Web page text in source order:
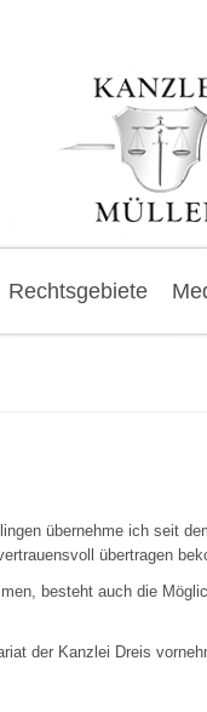
Rechtsgebiete
übernehme ich seit
übertragen
besteht auch die
der Kanzlei Dreis